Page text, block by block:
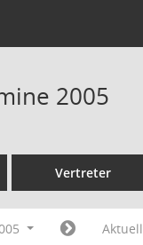
2005
Vertreter
Aktuell